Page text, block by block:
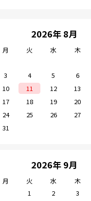
2026年 8月
月 火 水 木
3 4 5 6
10 11 12 13
17 18 19 20
24 25 26 27
31
2026年 9月
月 火 水 木
1
2 3